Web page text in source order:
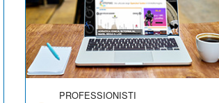
PROFESSIONISTI